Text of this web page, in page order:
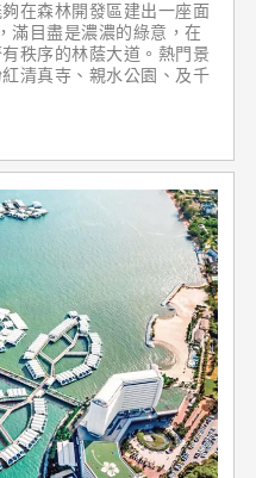
在森林開發區建出一座面
滿目盡是濃濃的綠意，在
秩序的林蔭大道。熱門景
清真寺、親水公園、及千